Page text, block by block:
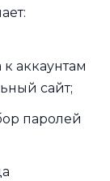
аккаунтам
сайт;
паролей